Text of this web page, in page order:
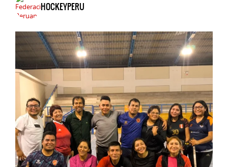
HOCKEYPERU